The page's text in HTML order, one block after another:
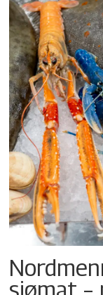
sjømat –